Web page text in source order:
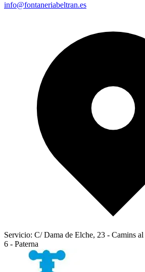
info@fontaneriabeltran.es
Servicio: C/ Dama de Elche, 23 - Camins al
6 - Paterna